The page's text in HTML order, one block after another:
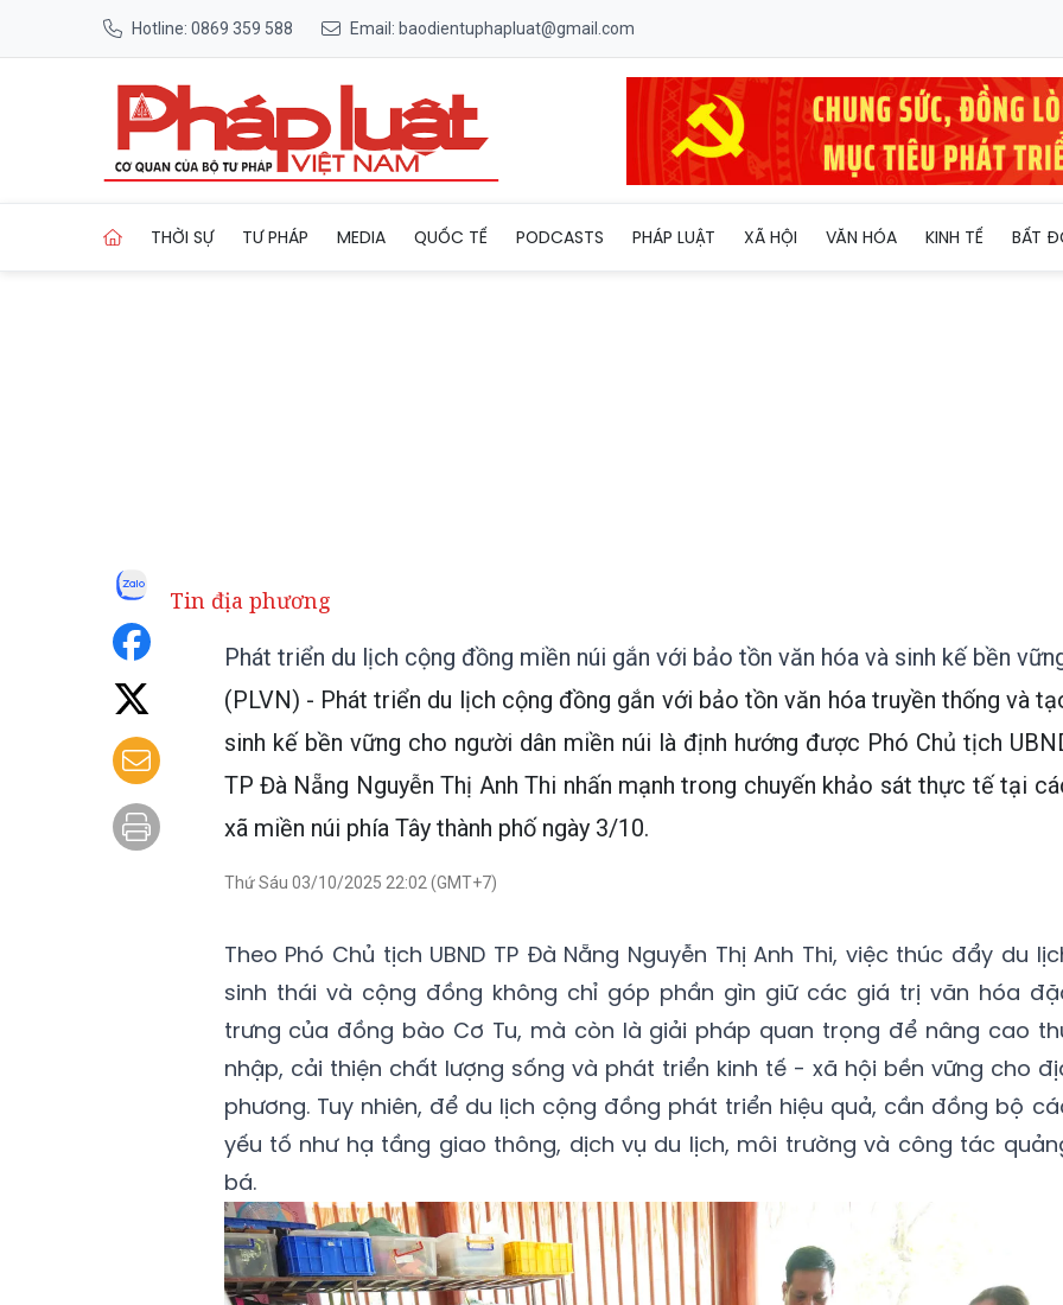
Hotline: 0869 359 588 Email: baodientuphapluat@gmail.com
THỜI SỰ TƯ PHÁP MEDIA QUỐC TẾ PODCASTS PHÁP LUẬT XÃ HỘI VĂN HÓA KINH TẾ BẤT
Tin địa phương
Phát triển du lịch cộng đồng miền núi gắn với bảo tồn văn hóa và sinh kế bền
(PLVN) - Phát triển du lịch cộng đồng gắn với bảo tồn văn hóa truyền thống và
sinh kế bền vững cho người dân miền núi là định hướng được Phó Chủ tịch
TP Đà Nẵng Nguyễn Thị Anh Thi nhấn mạnh trong chuyến khảo sát thực tế tại
xã miền núi phía Tây thành phố ngày 3/10.
Thứ Sáu 03/10/2025 22:02 (GMT+7)
Theo Phó Chủ tịch UBND TP Đà Nẵng Nguyễn Thị Anh Thi, việc thúc đẩy du
sinh thái và cộng đồng không chỉ góp phần gìn giữ các giá trị văn hóa
trưng của đồng bào Cơ Tu, mà còn là giải pháp quan trọng để nâng cao
nhập, cải thiện chất lượng sống và phát triển kinh tế - xã hội bền vững cho
phương. Tuy nhiên, để du lịch cộng đồng phát triển hiệu quả, cần đồng bộ
yếu tố như hạ tầng giao thông, dịch vụ du lịch, môi trường và công tác
bá.